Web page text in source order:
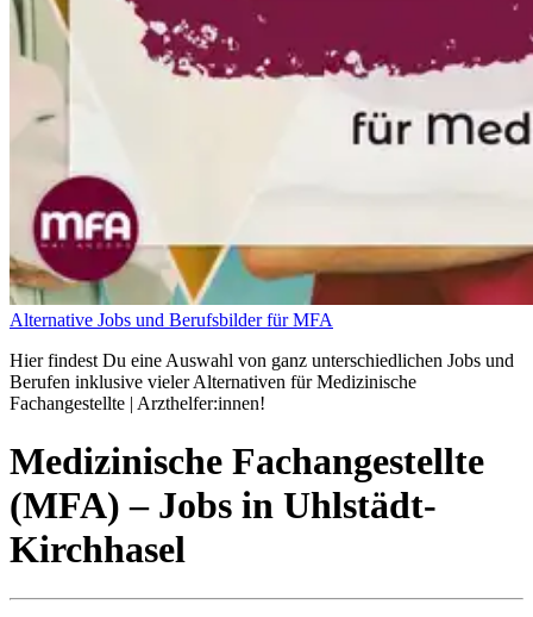
Alternative Jobs und Berufsbilder für MFA
Hier findest Du eine Auswahl von ganz unterschiedlichen Jobs und
Berufen inklusive vieler Alternativen für Medizinische
Fachangestellte | Arzthelfer:innen!
Medizinische Fachangestellte
(MFA) – Jobs in Uhlstädt-
Kirchhasel